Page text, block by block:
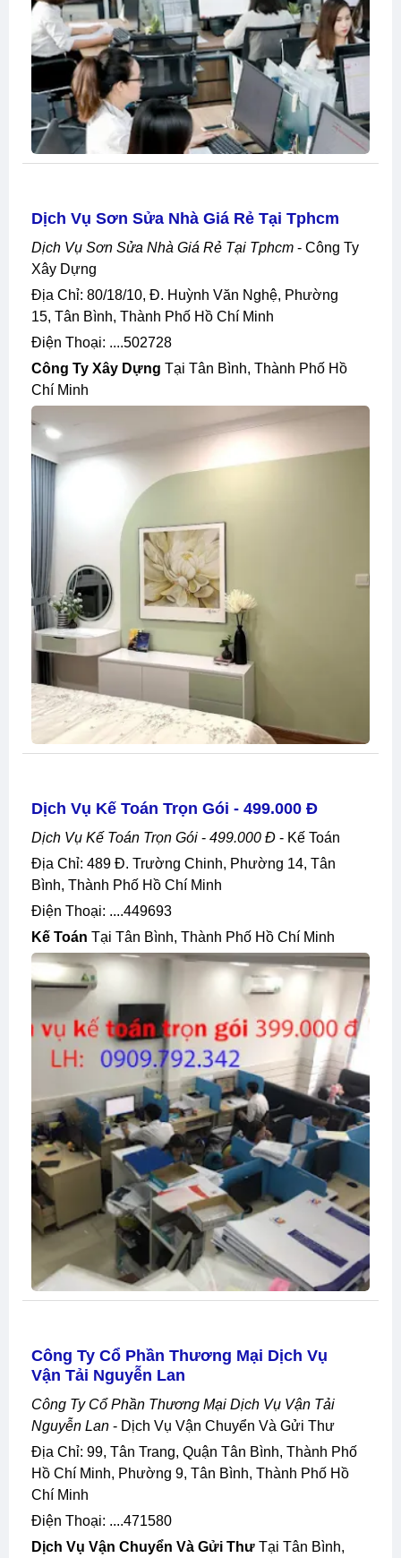
Dịch Vụ Sơn Sửa Nhà Giá Rẻ Tại Tphcm
Dịch Vụ Sơn Sửa Nhà Giá Rẻ Tại Tphcm - Công Ty
Xây Dựng
Địa Chỉ: 80/18/10, Đ. Huỳnh Văn Nghệ, Phường
15, Tân Bình, Thành Phố Hồ Chí Minh
Điện Thoại: ....502728
Công Ty Xây Dựng Tại Tân Bình, Thành Phố Hồ
Chí Minh
Dịch Vụ Kế Toán Trọn Gói - 499.000 Đ
Dịch Vụ Kế Toán Trọn Gói - 499.000 Đ - Kế Toán
Địa Chỉ: 489 Đ. Trường Chinh, Phường 14, Tân
Bình, Thành Phố Hồ Chí Minh
Điện Thoại: ....449693
Kế Toán Tại Tân Bình, Thành Phố Hồ Chí Minh
Công Ty Cổ Phần Thương Mại Dịch Vụ
Vận Tải Nguyễn Lan
Công Ty Cổ Phần Thương Mại Dịch Vụ Vận Tải
Nguyễn Lan - Dịch Vụ Vận Chuyển Và Gửi Thư
Địa Chỉ: 99, Tân Trang, Quận Tân Bình, Thành Phố
Hồ Chí Minh, Phường 9, Tân Bình, Thành Phố Hồ
Chí Minh
Điện Thoại: ....471580
Dịch Vụ Vận Chuyển Và Gửi Thư Tại Tân Bình,